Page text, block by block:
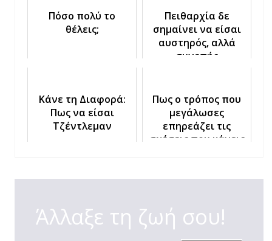
Πόσο πολύ το
θέλεις;
Πειθαρχία δε
σημαίνει να είσαι
αυστηρός, αλλά
συνεπής
Κάνε τη Διαφορά:
Πως να είσαι
Τζέντλεμαν
Πως ο τρόπος που
μεγάλωσες
επηρεάζει τις
σχέσεις που κάνεις
Άλλαξε τη ζωή σου!